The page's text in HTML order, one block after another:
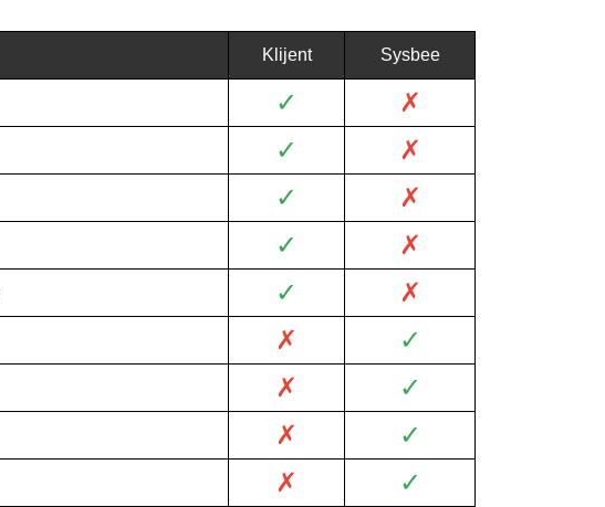
Klijent Sysbee
✓ ✗
✓ ✗
✓ ✗
✓ ✗
✓ ✗
✗ ✓
✗ ✓
✗ ✓
✗ ✓